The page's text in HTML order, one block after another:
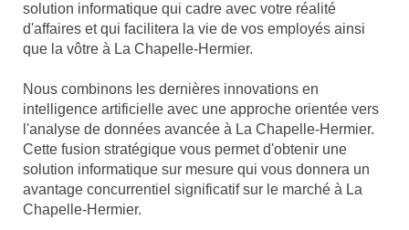
solution informatique qui cadre avec votre réalité
d'affaires et qui facilitera la vie de vos employés ainsi
que la vôtre à La Chapelle-Hermier.
Nous combinons les dernières innovations en
intelligence artificielle avec une approche orientée vers
l'analyse de données avancée à La Chapelle-Hermier.
Cette fusion stratégique vous permet d'obtenir une
solution informatique sur mesure qui vous donnera un
avantage concurrentiel significatif sur le marché à La
Chapelle-Hermier.